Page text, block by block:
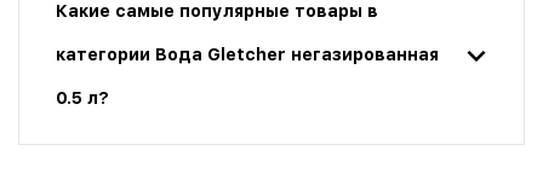
Какие самые популярные товары в
категории Вода Gletcher негазированная
0.5 л?